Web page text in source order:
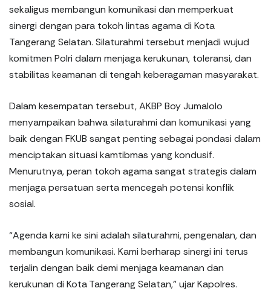
sekaligus membangun komunikasi dan memperkuat
sinergi dengan para tokoh lintas agama di Kota
Tangerang Selatan. Silaturahmi tersebut menjadi wujud
komitmen Polri dalam menjaga kerukunan, toleransi, dan
stabilitas keamanan di tengah keberagaman masyarakat.
Dalam kesempatan tersebut, AKBP Boy Jumalolo
menyampaikan bahwa silaturahmi dan komunikasi yang
baik dengan FKUB sangat penting sebagai pondasi dalam
menciptakan situasi kamtibmas yang kondusif.
Menurutnya, peran tokoh agama sangat strategis dalam
menjaga persatuan serta mencegah potensi konflik
sosial.
“Agenda kami ke sini adalah silaturahmi, pengenalan, dan
membangun komunikasi. Kami berharap sinergi ini terus
terjalin dengan baik demi menjaga keamanan dan
kerukunan di Kota Tangerang Selatan,” ujar Kapolres.